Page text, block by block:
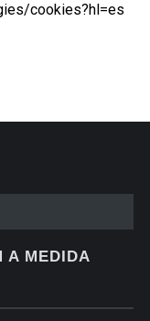
cookies?hl=es
A MEDIDA